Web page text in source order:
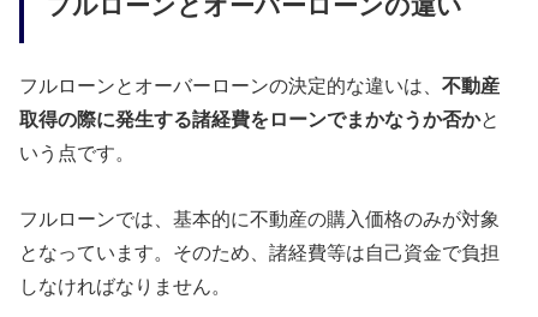
フルローンとオーバーローンの違い
フルローンとオーバーローンの決定的な違いは、不動産
取得の際に発生する諸経費をローンでまかなうか否かと
いう点です。
フルローンでは、基本的に不動産の購入価格のみが対象
となっています。そのため、諸経費等は自己資金で負担
しなければなりません。